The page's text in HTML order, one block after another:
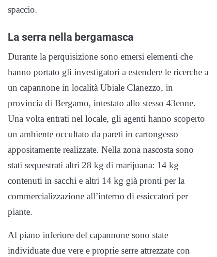
spaccio.
La serra nella bergamasca
Durante la perquisizione sono emersi elementi che
hanno portato gli investigatori a estendere le ricerche a
un capannone in località Ubiale Clanezzo, in
provincia di Bergamo, intestato allo stesso 43enne.
Una volta entrati nel locale, gli agenti hanno scoperto
un ambiente occultato da pareti in cartongesso
appositamente realizzate. Nella zona nascosta sono
stati sequestrati altri 28 kg di marijuana: 14 kg
contenuti in sacchi e altri 14 kg già pronti per la
commercializzazione all’interno di essiccatori per
piante.
Al piano inferiore del capannone sono state
individuate due vere e proprie serre attrezzate con